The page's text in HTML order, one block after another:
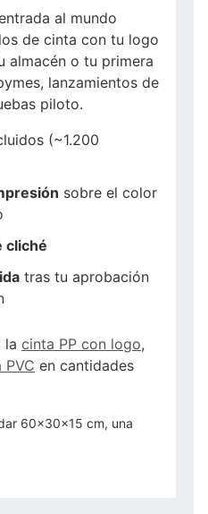
al mundo
de cinta con tu logo
almacén o tu primera
lanzamientos de
piloto.
(~1.200
sobre el color
cliché
tras tu aprobación
la cinta PP con logo,
PVC en cantidades
60x30x15 cm, una